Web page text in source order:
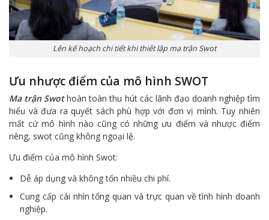
Lên kế hoạch chi tiết khi thiết lập ma trận Swot
Ưu nhược điểm của mô hình SWOT
Ma trận Swothoàn toàn thu hút các lãnh đạo doanh nghiệp tìm
hiểu và đưa ra quyết sách phù hợp với đơn vị mình. Tuy nhiên
mất cứ mô hình nào cũng có những ưu điểm và nhược điểm
riêng, swot cũng không ngoại lệ.
Ưu điểm của mô hình Swot:
Dễ áp dụng và không tốn nhiều chi phí.
Cung cấp cái nhìn tổng quan và trực quan về tình hình doanh
nghiệp.